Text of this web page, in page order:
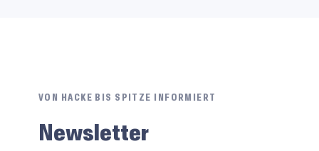
VON HACKE BIS SPITZE INFORMIERT
Newsletter